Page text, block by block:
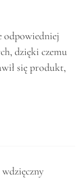
odpowiedniej
dzięki czemu
się produkt,